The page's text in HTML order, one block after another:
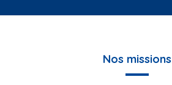
Nos missions